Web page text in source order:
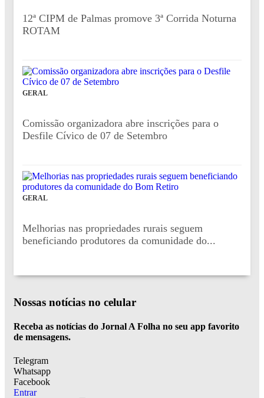
12ª CIPM de Palmas promove 3ª Corrida Noturna
ROTAM
GERAL
Comissão organizadora abre inscrições para o
Desfile Cívico de 07 de Setembro
GERAL
Melhorias nas propriedades rurais seguem
beneficiando produtores da comunidade do...
Nossas notícias no celular
Receba as notícias do Jornal A Folha no seu app favorito
de mensagens.
Telegram
Whatsapp
Facebook
Entrar